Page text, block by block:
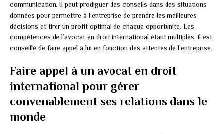
communication. Il peut prodiguer des conseils dans des situations
données pour permettre à l’entreprise de prendre les meilleures
décisions et tirer un profit optimal de chaque opportunité. Les
compétences de l’avocat en droit international étant multiples, il est
conseillé de faire appel à lui en fonction des attentes de l’entreprise.
Faire appel à un avocat en droit
international pour gérer
convenablement ses relations dans le
monde